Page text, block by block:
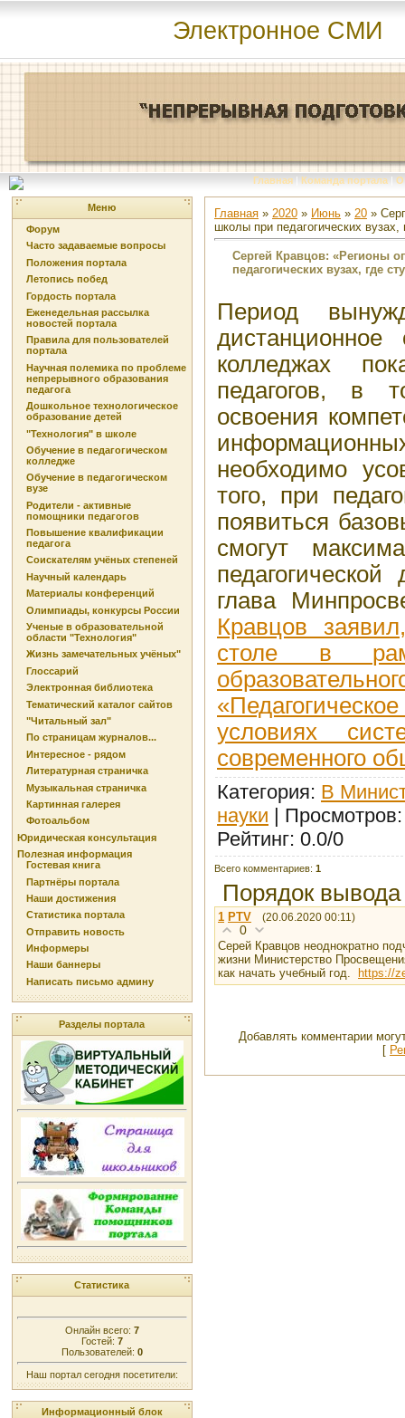
Электронное СМИ
Главная | Команда портала | О
Меню
Форум
Часто задаваемые вопросы
Положения портала
Летопись побед
Гордость портала
Еженедельная рассылка
новостей портала
Правила для пользователей
портала
Научная полемика по проблеме
непрерывного образования
педагога
Дошкольное технологическое
образование детей
"Технология" в школе
Обучение в педагогическом
колледже
Обучение в педагогическом
вузе
Родители - активные
помощники педагогов
Повышение квалификации
педагога
Соискателям учёных степеней
Научный календарь
Материалы конференций
Олимпиады, конкурсы России
Ученые в образовательной
области "Технология"
Жизнь замечательных учёных"
Глоссарий
Электронная библиотека
Тематический каталог сайтов
"Читальный зал"
По страницам журналов...
Интересное - рядом
Литературная страничка
Музыкальная страничка
Картинная галерея
Фотоальбом
Юридическая консультация
Полезная информация
Гостевая книга
Партнёры портала
Наши достижения
Статистика портала
Отправить новость
Информеры
Наши баннеры
Написать письмо админу
Разделы портала
Статистика
Онлайн всего: 7
Гостей: 7
Пользователей: 0
Наш портал сегодня посетители:
Информационный блок
Главная » 2020 » Июнь » 20 »
школы при педагогических вузах,
Сергей Кравцов: «Регионы
педагогических вузах, где
Период
колледжах
педагогов, в
освоения
необходимо
того, при
появиться
смогут
глава
Кравцов
столе в
условиях
современного
Категория: В
науки | Просмотров
Рейтинг: 0.0/0
Всего комментариев: 1
Порядок
1 PTV (20.06.2020 00:11)
0
Серей Кравцов неоднократно
жизни Министерство
как начать учебный год. https://
Добавлять комментарии
[